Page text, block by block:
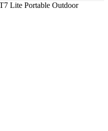
Lite Portable Outdoor